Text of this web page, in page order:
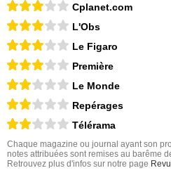
Cplanet.com
L'Obs
Le Figaro
Première
Le Monde
Repérages
Télérama
Chaque magazine ou journal ayant son
notes attribuées sont remises au barême
Retrouvez plus d'infos sur notre page